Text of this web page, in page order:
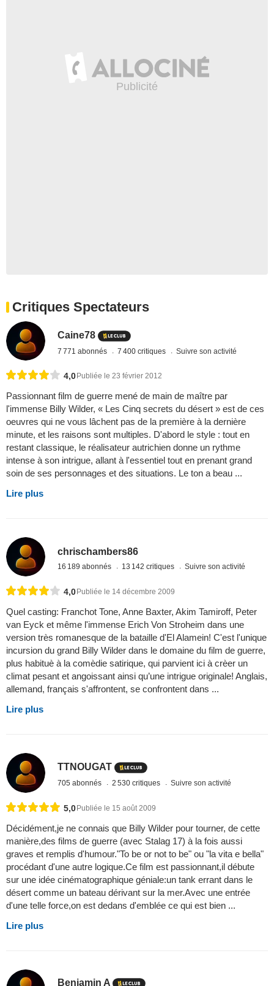
Critiques Spectateurs
Caine78
7 771 abonnés 7 400 critiques Suivre son activité
4,0 Publiée le 23 février 2012
Passionnant film de guerre mené de main de maître par
l'immense Billy Wilder, « Les Cinq secrets du désert » est de ces
oeuvres qui ne vous lâchent pas de la première à la dernière
minute, et les raisons sont multiples. D'abord le style : tout en
restant classique, le réalisateur autrichien donne un rythme
intense à son intrigue, allant à l'essentiel tout en prenant grand
soin de ses personnages et des situations. Le ton a beau ...
Lire plus
chrischambers86
16 189 abonnés 13 142 critiques Suivre son activité
4,0 Publiée le 14 décembre 2009
Quel casting: Franchot Tone, Anne Baxter, Akim Tamiroff, Peter
van Eyck et même l'immense Erich Von Stroheim dans une
version très romanesque de la bataille d'El Alamein! C'est l'unique
incursion du grand Billy Wilder dans le domaine du film de guerre,
plus habituè à la comèdie satirique, qui parvient ici à crèer un
climat pesant et angoissant ainsi qu’une intrigue originale! Anglais,
allemand, français s'affrontent, se confrontent dans ...
Lire plus
TTNOUGAT
705 abonnés 2 530 critiques Suivre son activité
5,0Publiée le 15 août 2009
Décidément,je ne connais que Billy Wilder pour tourner, de cette
manière,des films de guerre (avec Stalag 17) à la fois aussi
graves et remplis d'humour."To be or not to be" ou "la vita e bella"
procédant d'une autre logique.Ce film est passionnant,il débute
sur une idée cinématographique géniale:un tank errant dans le
désert comme un bateau dérivant sur la mer.Avec une entrée
d'une telle force,on est dedans d'emblée ce qui est bien ...
Lire plus
Benjamin A